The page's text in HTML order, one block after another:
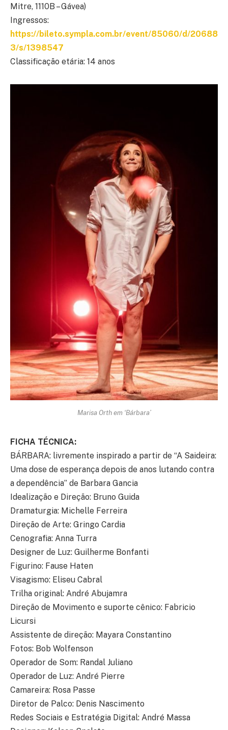
Mitre, 1110B – Gávea)
Ingressos:
https://bileto.sympla.com.br/event/85060/d/20688
3/s/1398547
Classificação etária: 14 anos
Marisa Orth em ‘Bárbara’
FICHA TÉCNICA:
BÁRBARA: livremente inspirado a partir de “A Saideira:
Uma dose de esperança depois de anos lutando contra
a dependência” de Barbara Gancia
Idealização e Direção: Bruno Guida
Dramaturgia: Michelle Ferreira
Direção de Arte: Gringo Cardia
Cenografia: Anna Turra
Designer de Luz: Guilherme Bonfanti
Figurino: Fause Haten
Visagismo: Eliseu Cabral
Trilha original: André Abujamra
Direção de Movimento e suporte cênico: Fabricio
Licursi
Assistente de direção: Mayara Constantino
Fotos: Bob Wolfenson
Operador de Som: Randal Juliano
Operador de Luz: André Pierre
Camareira: Rosa Passe
Diretor de Palco: Denis Nascimento
Redes Sociais e Estratégia Digital: André Massa